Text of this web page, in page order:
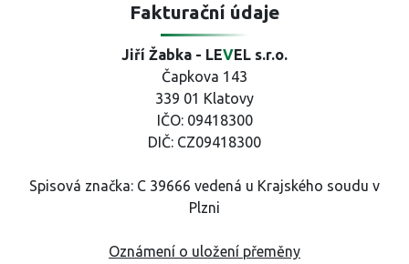
Fakturační údaje
Jiří Žabka - LEVEL s.r.o.
Čapkova 143
339 01 Klatovy
IČO: 09418300
DIČ: CZ09418300
Spisová značka: C 39666 vedená u Krajského soudu v
Plzni
Oznámení o uložení přeměny